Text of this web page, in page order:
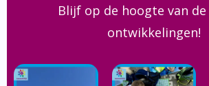
Blijf op de hoogte van
ontwikkelingen!